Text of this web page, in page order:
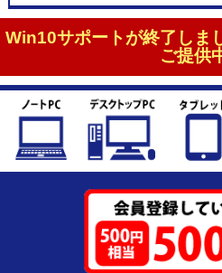
Win10サポートが終了しま
ご提供